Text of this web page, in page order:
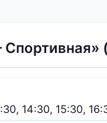
14:30, 15:30,